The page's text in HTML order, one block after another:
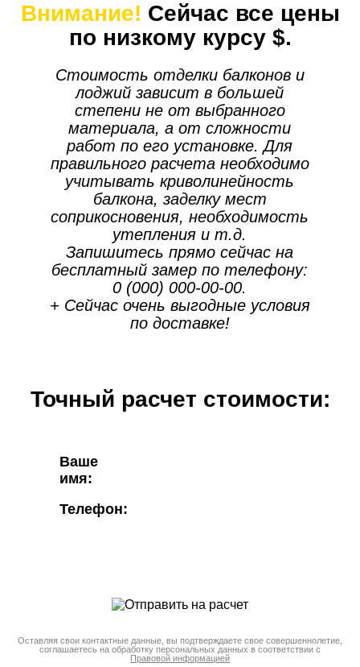
КОНДИЦИОНЕР
от 2100 руб.
Внимание! Сейчас все цены
по низкому курсу $.
Стоимость отделки балконов и
лоджий зависит в большей
степени не от выбранного
материала, а от сложности
работ по его установке. Для
правильного расчета необходимо
учитывать криволинейность
балкона, заделку мест
соприкосновения, необходимость
утепления и т.д.
Запишитесь прямо сейчас на
бесплатный замер по телефону:
0 (000) 000-00-00.
+ Сейчас очень выгодные условия
по доставке!
Точный расчет стоимости:
Ваше
имя:
Телефон:
Оставляя свои контактные данные, вы подтверждаете свое совершеннолетие,
соглашаетесь на обработку персональных данных в соответствии с
Правовой информацией